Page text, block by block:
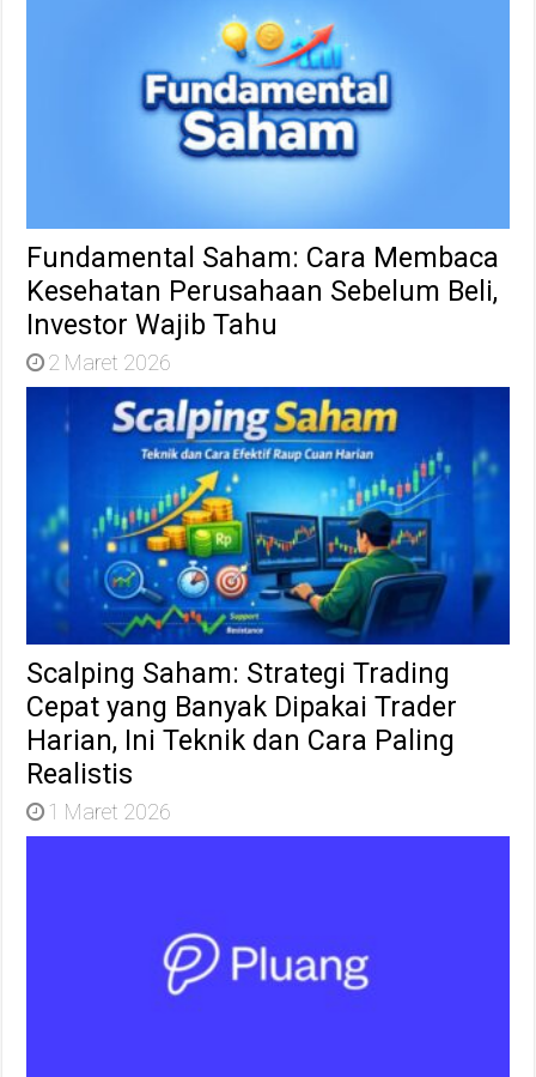
Fundamental Saham: Cara Membaca
Kesehatan Perusahaan Sebelum Beli,
Investor Wajib Tahu
2 Maret 2026
Scalping Saham: Strategi Trading
Cepat yang Banyak Dipakai Trader
Harian, Ini Teknik dan Cara Paling
Realistis
1 Maret 2026